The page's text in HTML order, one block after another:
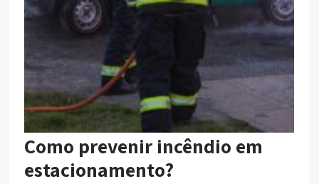
Como prevenir incêndio em
estacionamento?